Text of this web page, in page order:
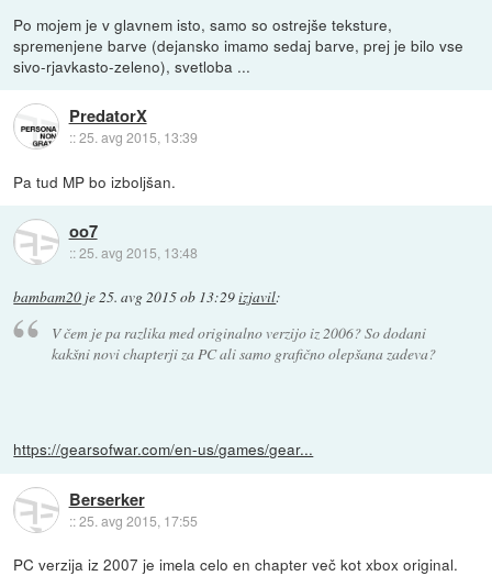
Po mojem je v glavnem isto, samo so ostrejše teksture,
spremenjene barve (dejansko imamo sedaj barve, prej je bilo vse
sivo-rjavkasto-zeleno), svetloba ...
PredatorX
::25. avg 2015, 13:39
Pa tud MP bo izboljšan.
oo7
::25. avg 2015, 13:48
bambam20 je25. avg 2015 ob 13:29izjavil:
V čem je pa razlika med originalno verzijo iz 2006? So dodani
kakšni novi chapterji za PC ali samo grafično olepšana zadeva?
https://gearsofwar.com/en-us/games/gear...
Berserker
::25. avg 2015, 17:55
PC verzija iz 2007 je imela celo en chapter več kot xbox original.